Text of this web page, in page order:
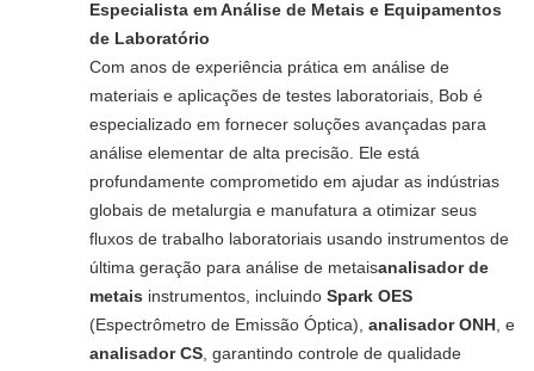
Especialista em Análise de Metais e Equipamentos
de Laboratório
Com anos de experiência prática em análise de
materiais e aplicações de testes laboratoriais, Bob é
especializado em fornecer soluções avançadas para
análise elementar de alta precisão. Ele está
profundamente comprometido em ajudar as indústrias
globais de metalurgia e manufatura a otimizar seus
fluxos de trabalho laboratoriais usando instrumentos de
última geração para análise de metaisanalisador de
metais instrumentos, incluindo Spark OES
(Espectrômetro de Emissão Óptica), analisador ONH, e
analisador CS, garantindo controle de qualidade